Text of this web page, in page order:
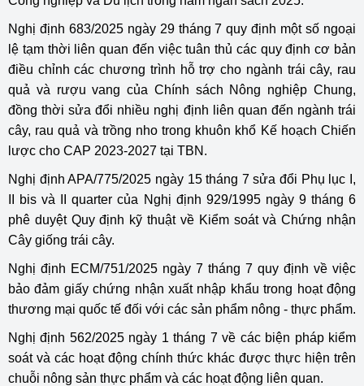
Nghị định 683/2025 ngày 29 tháng 7 quy định một số ngoại
lệ tạm thời liên quan đến việc tuân thủ các quy định cơ bản
điều chỉnh các chương trình hỗ trợ cho ngành trái cây, rau
quả và rượu vang của Chính sách Nông nghiệp Chung,
đồng thời sửa đổi nhiều nghị định liên quan đến ngành trái
cây, rau quả và trồng nho trong khuôn khổ Kế hoạch Chiến
lược cho CAP 2023-2027 tại TBN.
Nghị định APA/775/2025 ngày 15 tháng 7 sửa đổi Phụ lục I,
II bis và II quarter của Nghị định 929/1995 ngày 9 tháng 6
phê duyệt Quy định kỹ thuật về Kiểm soát và Chứng nhận
Cây giống trái cây.
Nghị định ECM/751/2025 ngày 7 tháng 7 quy định về việc
bảo đảm giấy chứng nhận xuất nhập khẩu trong hoạt động
thương mại quốc tế đối với các sản phẩm nông - thực phẩm.
Nghị định 562/2025 ngày 1 tháng 7 về các biện pháp kiểm
soát và các hoạt động chính thức khác được thực hiện trên
chuỗi nông sản thực phẩm và các hoạt động liên quan.